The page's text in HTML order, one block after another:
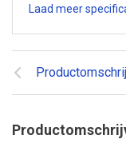
Laad meer